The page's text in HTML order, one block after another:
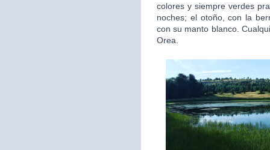
colores y siempre verdes
noches; el otoño, con la
con su manto blanco.
Orea.